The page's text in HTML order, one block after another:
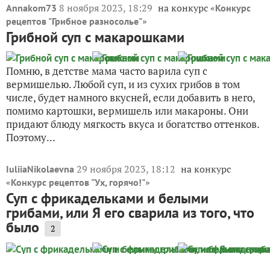
Annakom73 8 ноября 2023, 18:29 на конкурс «Конкурс
рецептов "Грибное разносолье"»
Грибной суп с макарошками
Помню, в детстве мама часто варила суп с
вермишелью. Любой суп, и из сухих грибов в том
числе, будет намного вкусней, если добавить в него,
помимо картошки, вермишель или макароны. Они
придают блюду мягкость вкуса и богатство оттенков.
Поэтому...
IuliiaNikolaevna 29 ноября 2023, 18:12 на конкурс
«Конкурс рецептов "Ух, горячо!"»
Суп с фрикадельками и белыми
грибами, или Я его сварила из того, что
было 2